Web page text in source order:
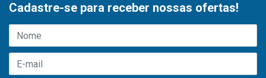
Cadastre-se para receber nossas ofertas!